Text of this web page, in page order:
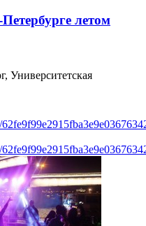
летом
Университетская